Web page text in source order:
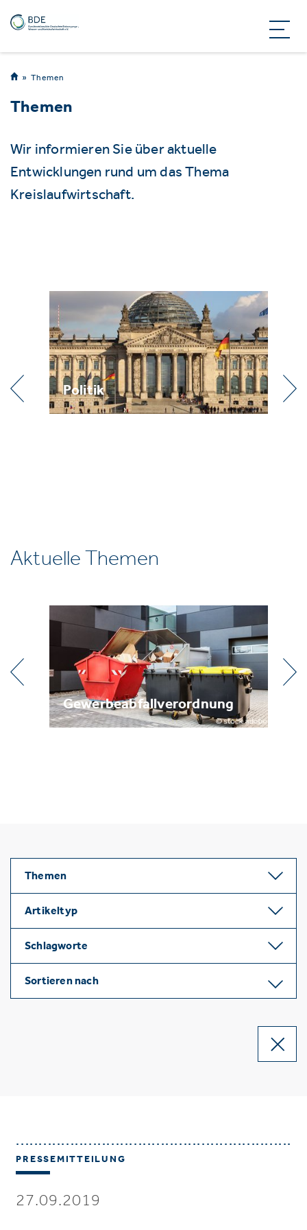
Themen
Themen
Wir informieren Sie über aktuelle
Entwicklungen rund um das Thema
Kreislaufwirtschaft.
Politik
Aktuelle Themen
Gewerbeabfallverordnung
Themen
Artikeltyp
Schlagworte
Sortieren nach
PRESSEMITTEILUNG
27.09.2019